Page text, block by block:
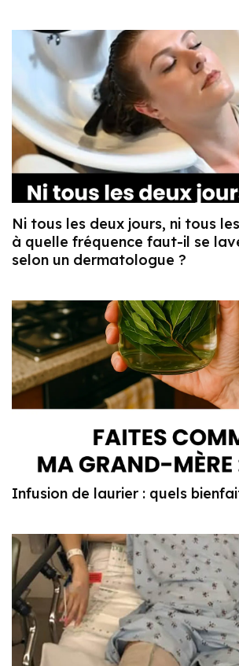
Ni tous les deux jours, ni tous
à quelle fréquence faut-il se
selon un dermatologue ?
Infusion de laurier : quels